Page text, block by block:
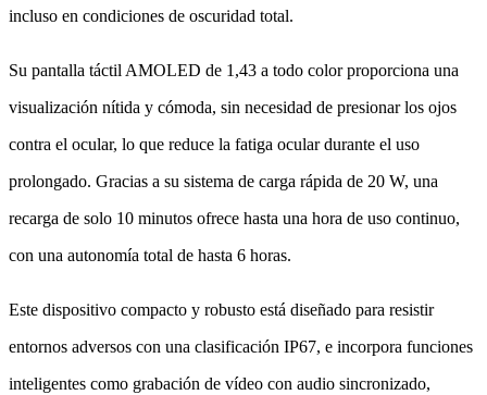
incluso en condiciones de oscuridad total.
Su pantalla táctil AMOLED de 1,43 a todo color proporciona una
visualización nítida y cómoda, sin necesidad de presionar los ojos
contra el ocular, lo que reduce la fatiga ocular durante el uso
prolongado. Gracias a su sistema de carga rápida de 20 W, una
recarga de solo 10 minutos ofrece hasta una hora de uso continuo,
con una autonomía total de hasta 6 horas.
Este dispositivo compacto y robusto está diseñado para resistir
entornos adversos con una clasificación IP67, e incorpora funciones
inteligentes como grabación de vídeo con audio sincronizado,